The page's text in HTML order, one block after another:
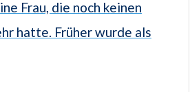
Frau, die noch keinen
hatte. Früher wurde als